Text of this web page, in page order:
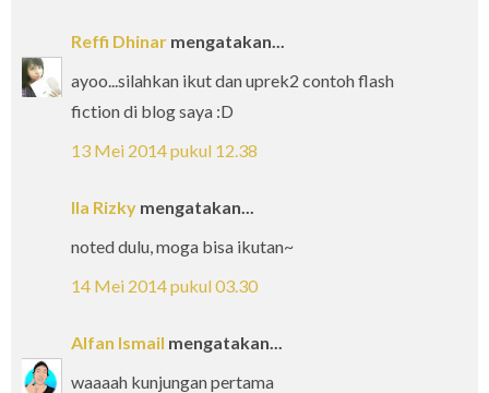
Reffi Dhinar mengatakan...
ayoo...silahkan ikut dan uprek2 contoh flash
fiction di blog saya :D
13 Mei 2014 pukul 12.38
Ila Rizky mengatakan...
noted dulu, moga bisa ikutan~
14 Mei 2014 pukul 03.30
Alfan Ismail mengatakan...
waaaah kunjungan pertama